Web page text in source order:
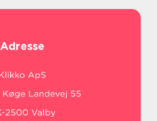
Adresse